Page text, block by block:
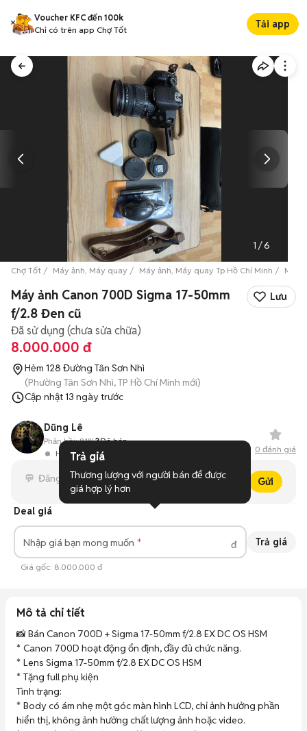
Voucher KFC đến 100k
Chỉ có trên app Chợ Tốt
Tải app
1 /6
Chợ Tốt Máy ảnh, Máy quay Máy ảnh, Máy quay Tp Hồ Chí Minh Máy
Máy ảnh Canon 700D Sigma 17-50mm
f/2.8 Đen cũ
Lưu
Đã sử dụng (chưa sửa chữa)
8.000.000 đ
Hẻm 128 Đường Tân Sơn Nhì
(Phường Tân Sơn Nhì, TP Hồ Chí Minh mới)
Cập nhật13 ngày trước
Dũng Lê
Hoạt động 13 giờ trước
Phản hồi: 81%3Đã bán
0 đánh giá
Gửi
Deal giá
Nhập giá bạn mong muốn đ Trả giá
Giá gốc: 8.000.000 đ
Mô tả chi tiết
📸 Bán Canon 700D + Sigma 17-50mm f/2.8 EX DC OS HSM
* Canon 700D hoạt động ổn định, đầy đủ chức năng.
* Lens Sigma 17-50mm f/2.8 EX DC OS HSM
* Tặng full phụ kiện
Tình trạng:
* Body có ám nhẹ một góc màn hình LCD, chỉ ảnh hưởng phần
hiển thị, không ảnh hưởng chất lượng ảnh hoặc video.
Trả giá
Thương lượng với người bán để được
giá hợp lý hơn